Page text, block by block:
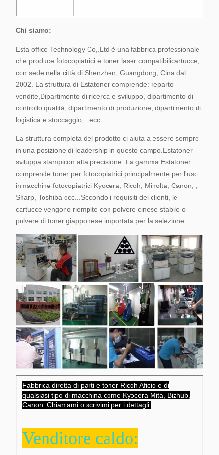
Chi siamo:
Esta office Technology Co,.Ltd è una fabbrica professionale
che produce fotocopiatrici e toner laser compatibilicartucce,
con sede nella città di Shenzhen, Guangdong, Cina dal
2002. La struttura di Estatoner comprende: reparto
vendite,Dipartimento di ricerca e sviluppo, dipartimento di
controllo qualità, dipartimento di produzione, dipartimento di
logistica e stoccaggio, . ecc.
La struttura completa del prodotto ci aiuta a essere sempre
in una posizione di leadership in questo campo.Estatoner
sviluppa stampicon alta precisione. La gamma Estatoner
comprende toner per fotocopiatrici principalmente per l'uso
inmacchine fotocopiatrici Kyocera, Ricoh, Minolta, Canon, ,
Sharp, Toshiba ecc...Secondo i requisiti dei clienti, le
cartucce vengono riempite con polvere cinese stabile o
polvere di toner giapponese importata per la selezione.
Fabbrica diretta di parti e toner Ricoh Aficio e di
qualsiasi tipo di macchina come Kyocera Mita, Bizhub,
Canon. Chiamami o scrivimi per i dettagli:
Venditore caldo: